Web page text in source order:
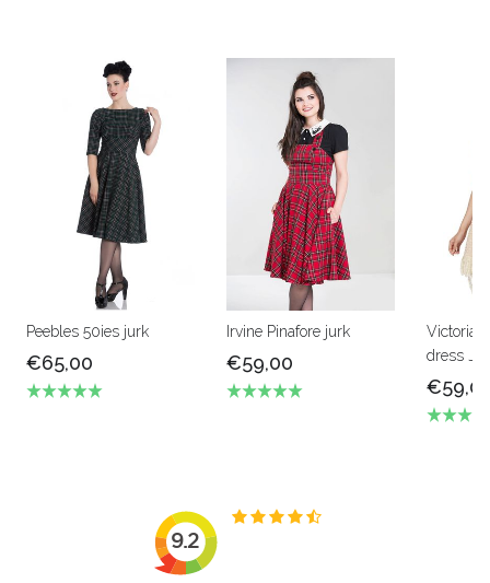
Peebles 50ies jurk
€65,00
Irvine Pinafore jurk
€59,00
dress